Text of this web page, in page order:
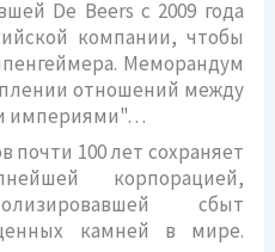
De Beers с 2009 года
компании, чтобы
Меморандум
отношений между
империями"…
100 лет сохраняет
корпорацией,
сбыт
камней в мире.